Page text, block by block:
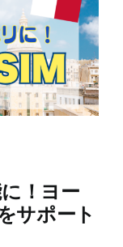
！ヨー
サポート